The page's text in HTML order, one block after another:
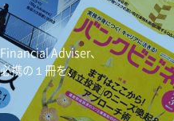
Adviser、
携の１冊を、